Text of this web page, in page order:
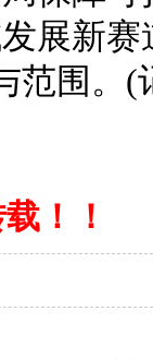
展新
范围。(
！！